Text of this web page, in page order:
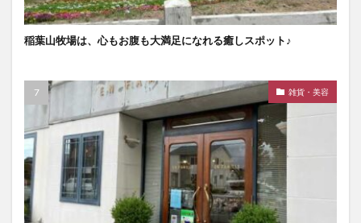
稲葉山牧場は、心もお腹も大満足になれる癒しスポット♪
雑貨・美容